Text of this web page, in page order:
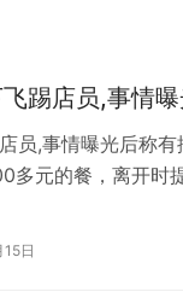
踢店员,事情
员,事情曝光后称
多元的餐，离开时
子不做声后欲离开
日